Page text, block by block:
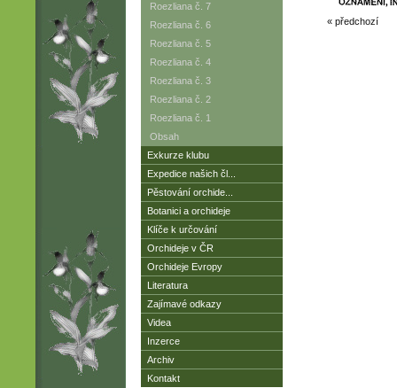
Roezliana č. 7
Roezliana č. 6
Roezliana č. 5
Roezliana č. 4
Roezliana č. 3
Roezliana č. 2
Roezliana č. 1
Obsah
Exkurze klubu
Expedice našich čl...
Pěstování orchide...
Botanici a orchideje
Klíče k určování
Orchideje v ČR
Orchideje Evropy
Literatura
Zajímavé odkazy
Videa
Inzerce
Archiv
Kontakt
« předchozí